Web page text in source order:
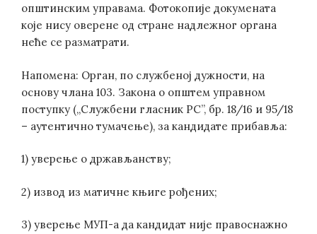
општинским управама. Фотокопије докумената
које нису оверене од стране надлежног органа
неће се разматрати.
Напомена: Орган, по службеној дужности, на
основу члана 103. Закона о општем управном
поступку („Службени гласник РС”, бр. 18/16 и 95/18
– аутентично тумачење), за кандидате прибавља:
1) уверење о држављанству;
2) извод из матичне књиге рођених;
3) уверење МУП-а да кандидат није правоснажно